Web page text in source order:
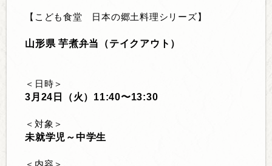
【こども食堂 日本の郷土料理シリーズ】
山形県 芋煮弁当（テイクアウト）
＜日時＞
3月 24 日（火） 11:40〜13:30
＜対象＞
未就学児～中学生